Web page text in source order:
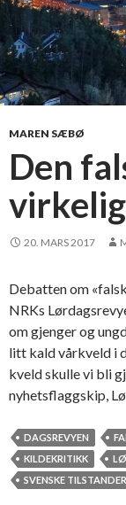
MAREN SÆBØ
Den
20. MARS 2017
Debatten om
NRKs
om gjenger og
litt kald vårkveld i
kveld skulle vi bli
nyhetsflaggskip,
DAGSREVYEN
KILDEKRITIKK
SVENSKE TILSTANDER